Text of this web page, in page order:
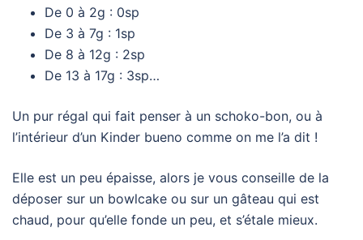
De 0 à 2g : 0sp
De 3 à 7g : 1sp
De 8 à 12g : 2sp
De 13 à 17g : 3sp…
Un pur régal qui fait penser à un schoko-bon, ou à
l’intérieur d’un Kinder bueno comme on me l’a dit !
Elle est un peu épaisse, alors je vous conseille de la
déposer sur un bowlcake ou sur un gâteau qui est
chaud, pour qu’elle fonde un peu, et s’étale mieux.